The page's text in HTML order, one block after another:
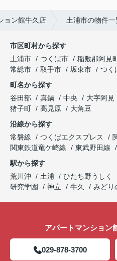
ョン館牛久店 土浦市の物件一
市区町村から探す
土浦市
つくば市 稲敷郡阿見
常総市
取手市 坂東市 つく
町名から探す
谷田部
真鍋 中央 大字阿見
猪子町
高見原
大角豆
沿線から探す
常磐線
つくばエクスプレス
関東鉄道竜ケ崎線
東武野田線
駅から探す
荒川沖
土浦 ひたち野うしく
研究学園
神立 牛久 みどり
アパートマンショ
029-878-3700